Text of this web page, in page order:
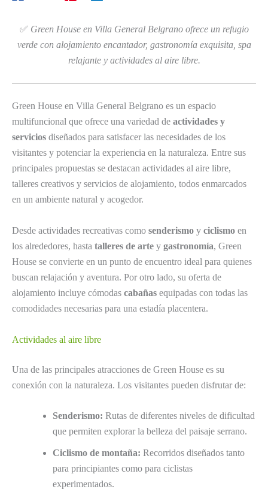
✅ Green House en Villa General Belgrano ofrece un refugio
verde con alojamiento encantador, gastronomía exquisita, spa
relajante y actividades al aire libre.
Green House en Villa General Belgrano es un espacio
multifuncional que ofrece una variedad de actividades y
servicios diseñados para satisfacer las necesidades de los
visitantes y potenciar la experiencia en la naturaleza. Entre sus
principales propuestas se destacan actividades al aire libre,
talleres creativos y servicios de alojamiento, todos enmarcados
en un ambiente natural y acogedor.
Desde actividades recreativas como senderismo y ciclismo en
los alrededores, hasta talleres de arte y gastronomía, Green
House se convierte en un punto de encuentro ideal para quienes
buscan relajación y aventura. Por otro lado, su oferta de
alojamiento incluye cómodas cabañas equipadas con todas las
comodidades necesarias para una estadía placentera.
Actividades al aire libre
Una de las principales atracciones de Green House es su
conexión con la naturaleza. Los visitantes pueden disfrutar de:
Senderismo: Rutas de diferentes niveles de dificultad
que permiten explorar la belleza del paisaje serrano.
Ciclismo de montaña: Recorridos diseñados tanto
para principiantes como para ciclistas
experimentados.